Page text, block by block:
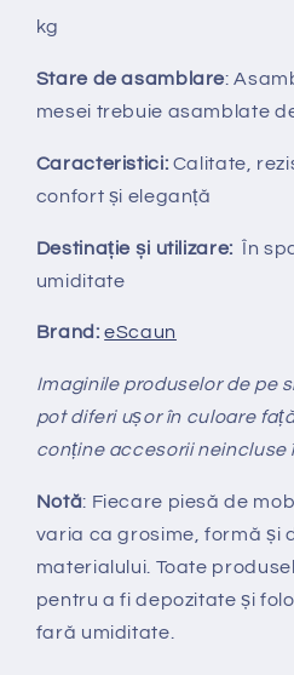
kg
Stare de asamblare:
mesei trebuie asamblate
Caracteristici: Calitate,
confort și eleganță
Destinație și utilizare: În
umiditate
Brand:eScaun
Imaginile produselor de pe
pot diferi ușor în culoare
conține accesorii neincluse
Notă: Fiecare piesă de
varia ca grosime, formă și
materialului. Toate
pentru a fi depozitate și
fară umiditate.